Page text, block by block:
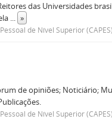
das Universidades
... »
de Nível Superior
de opiniões; Noticiário;
de Nível Superior